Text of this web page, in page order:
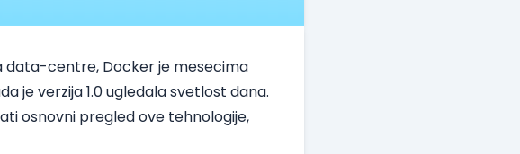
data-centre, Dockerje mesecima
je verzija 1.0 ugledala svetlost dana.
osnovni pregled ove tehnologije,